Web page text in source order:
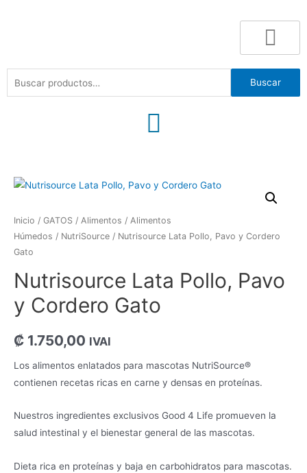
Buscar
Inicio / GATOS / Alimentos / Alimentos
Húmedos / NutriSource / Nutrisource Lata Pollo, Pavo y Cordero
Gato
Nutrisource Lata Pollo, Pavo
y Cordero Gato
₡ 1.750,00 IVAI
Los alimentos enlatados para mascotas NutriSource®
contienen recetas ricas en carne y densas en proteínas.
Nuestros ingredientes exclusivos Good 4 Life promueven la
salud intestinal y el bienestar general de las mascotas.
Dieta rica en proteínas y baja en carbohidratos para mascotas.